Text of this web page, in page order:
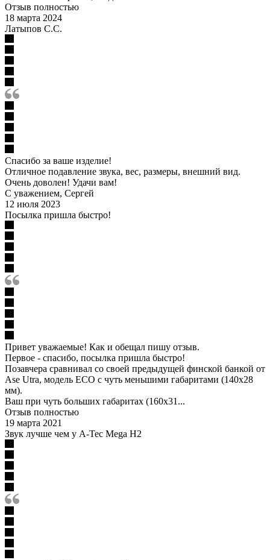
Отзыв полностью
18 марта 2024
Латыпов С.С.
Спасибо за ваше изделие!
Отличное подавление звука, вес, размеры, внешний вид.
Очень доволен! Удачи вам!
С уважением, Сергей
12 июля 2023
Посылка пришла быстро!
Привет уважаемые! Как и обещал пишу отзыв.
Первое - спасибо, посылка пришла быстро!
Позавчера сравнивал со своей предыдущей финской банкой от
Ase Utra, модель ECO с чуть меньшими габаритами (140х28
мм).
Ваш при чуть больших габаритах (160х31...
Отзыв полностью
19 марта 2021
Звук лучше чем у A-Tec Mega H2